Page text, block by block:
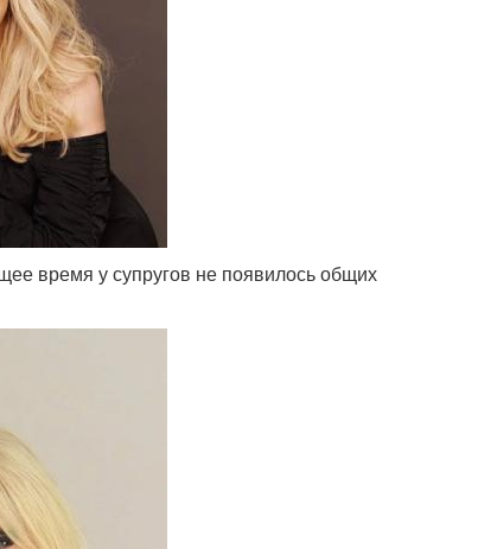
время у супругов не появилось общих